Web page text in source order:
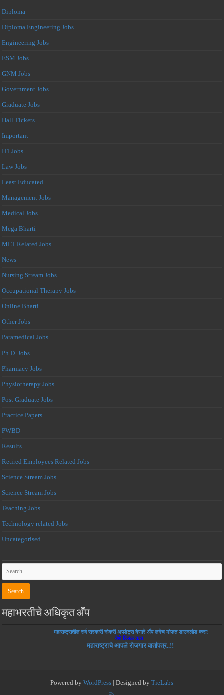
Diploma
Diploma Engineering Jobs
Engineering Jobs
ESM Jobs
GNM Jobs
Government Jobs
Graduate Jobs
Hall Tickets
Important
ITI Jobs
Law Jobs
Least Educated
Management Jobs
Medical Jobs
Mega Bharti
MLT Related Jobs
News
Nursing Stream Jobs
Occupational Therapy Jobs
Online Bharti
Other Jobs
Paramedical Jobs
Ph.D. Jobs
Pharmacy Jobs
Physiotherapy Jobs
Post Graduate Jobs
Practice Papers
PWBD
Results
Retired Employees Related Jobs
Science Stream Jobs
Science Stream Jobs
Teaching Jobs
Technology related Jobs
Uncategorised
महाभरतीचे अधिकृत अँप
महाराष्ट्रातील सर्व सरकारी नोकरी अपडेट्स देणारे अँप लगेच मोफत डाउनलोड करा!
येथे क्लिक करा
महाराष्ट्राचे आपले रोजगार वार्तापत्र..!!
Powered by WordPress | Designed by TieLabs